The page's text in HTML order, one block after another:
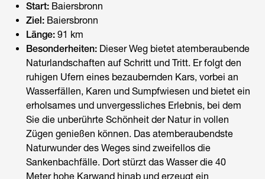
Start: Baiersbronn
Ziel: Baiersbronn
Länge: 91 km
Besonderheiten: Dieser Weg bietet atemberaubende
Naturlandschaften auf Schritt und Tritt. Er folgt den
ruhigen Ufern eines bezaubernden Kars, vorbei an
Wasserfällen, Karen und Sumpfwiesen und bietet ein
erholsames und unvergessliches Erlebnis, bei dem
Sie die unberührte Schönheit der Natur in vollen
Zügen genießen können. Das atemberaubendste
Naturwunder des Weges sind zweifellos die
Sankenbachfälle. Dort stürzt das Wasser die 40
Meter hohe Karwand hinab und erzeugt ein